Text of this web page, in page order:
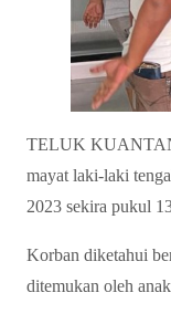
TELUK KUANTAN
mayat laki-laki
2023 sekira pukul
Korban diketahui
ditemukan oleh